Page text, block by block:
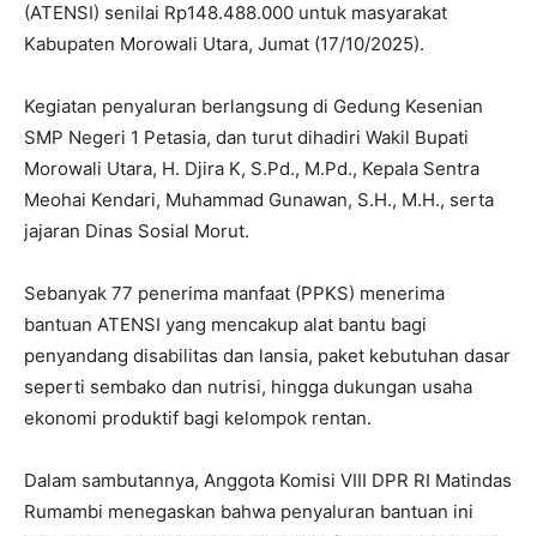
(ATENSI) senilai Rp148.488.000 untuk masyarakat
Kabupaten Morowali Utara, Jumat (17/10/2025).
Kegiatan penyaluran berlangsung di Gedung Kesenian
SMP Negeri 1 Petasia, dan turut dihadiri Wakil Bupati
Morowali Utara, H. Djira K, S.Pd., M.Pd., Kepala Sentra
Meohai Kendari, Muhammad Gunawan, S.H., M.H., serta
jajaran Dinas Sosial Morut.
Sebanyak 77 penerima manfaat (PPKS) menerima
bantuan ATENSI yang mencakup alat bantu bagi
penyandang disabilitas dan lansia, paket kebutuhan dasar
seperti sembako dan nutrisi, hingga dukungan usaha
ekonomi produktif bagi kelompok rentan.
Dalam sambutannya, Anggota Komisi VIII DPR RI Matindas
Rumambi menegaskan bahwa penyaluran bantuan ini